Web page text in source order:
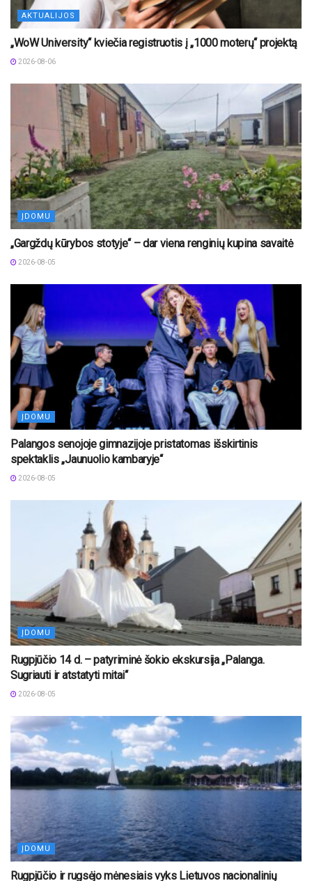
AKTUALIJOS
„WoW University“ kviečia registruotis į „1000 moterų“ projektą
2026-08-06
ĮDOMU
„Gargždų kūrybos stotyje“ – dar viena renginių kupina savaitė
2026-08-05
ĮDOMU
Palangos senojoje gimnazijoje pristatomas išskirtinis
spektaklis „Jaunuolio kambaryje“
2026-08-05
ĮDOMU
Rugpjūčio 14 d. – patyriminė šokio ekskursija „Palanga.
Sugriauti ir atstatyti mitai“
2026-08-05
ĮDOMU
Rugpjūčio ir rugsėjo mėnesiais vyks Lietuvos nacionalinių